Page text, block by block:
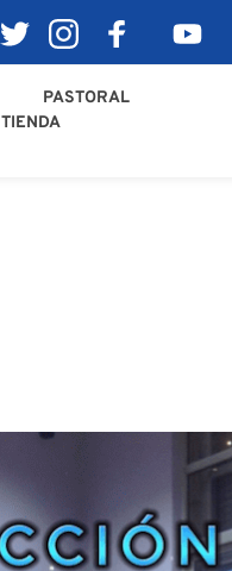
PASTORAL
TIENDA